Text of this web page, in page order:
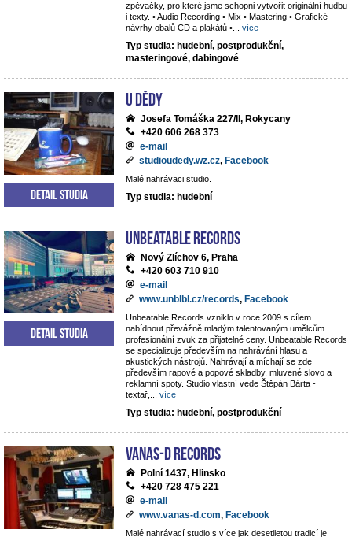
zpěvačky, pro které jsme schopni vytvořit originální hudbu
i texty. • Audio Recording • Mix • Mastering • Grafické
návrhy obalů CD a plakátů •
více
Typ studia: hudební, postprodukční,
masteringové, dabingové
U dědy
Josefa Tomáška 227/II, Rokycany
+420 606 268 373
e-mail
studioudedy.wz.cz, Facebook
Malé nahrávaci studio.
Typ studia: hudební
Detail studia
Unbeatable Records
Nový Zlíchov 6, Praha
+420 603 710 910
e-mail
www.unblbl.cz/records, Facebook
Unbeatable Records vzniklo v roce 2009 s cílem
nabídnout převážně mladým talentovaným umělcům
profesionální zvuk za přijatelné ceny. Unbeatable Records
se specializuje především na nahrávání hlasu a
akustických nástrojů. Nahrávají a míchají se zde
především rapové a popové skladby, mluvené slovo a
reklamní spoty. Studio vlastní vede Štěpán Bárta -
textař,
více
Typ studia: hudební, postprodukční
Detail studia
VANAS-D Records
Polní 1437, Hlinsko
+420 728 475 221
e-mail
www.vanas-d.com, Facebook
Malé nahrávací studio s více jak desetiletou tradicí je